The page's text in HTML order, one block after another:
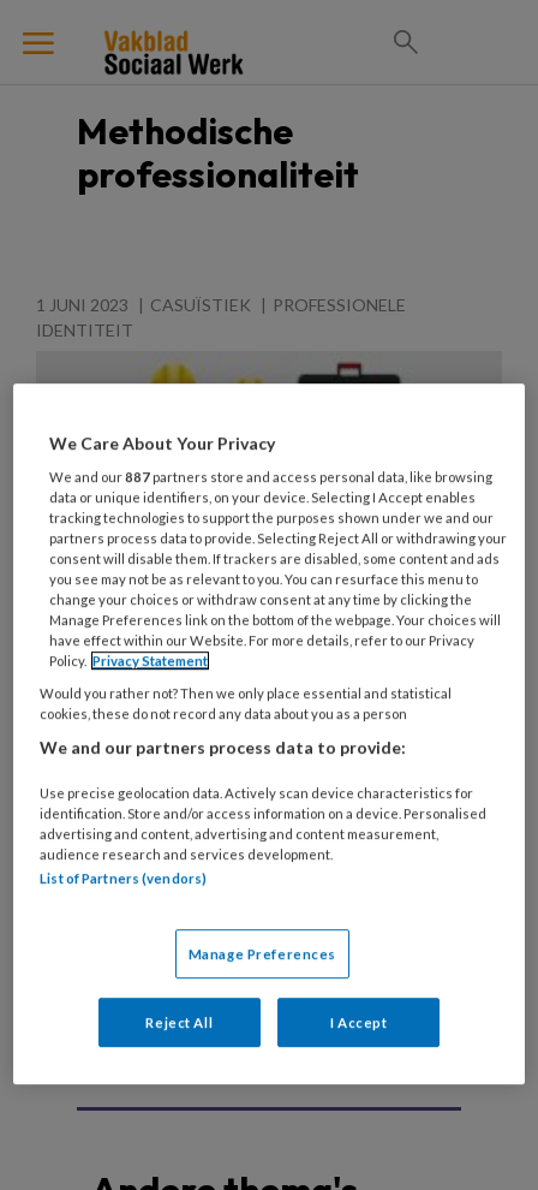
Methodische
professionaliteit
1 JUNI 2023 CASUÏSTIEK
PROFESSIONELE
IDENTITEIT
Een solide basismethodiek. ‘Zie
sociaal werkers als psychosociale
Geef sociaal werkers een gereedschapskist met
degelijk gereedschap, en train hen om daarmee te
werken, zegt Herman de Mönnink. Zo bevorder je
duidelijk plek in de keten. Drie sociaal werkers
reageren: hoe werkbaar is deze oplossing?
We Care About Your Privacy
We and our887 partners store and access personal data, like browsing
data or unique identifiers, on your device. Selecting I Accept enables
tracking technologies to support the purposes shown under we and our
partners process data to provide. Selecting Reject All or withdrawing your
consent will disable them. If trackers are disabled, some content and ads
you see may not be as relevant to you. You can resurface this menu to
change your choices or withdraw consent at any time by clicking the
Manage Preferences link on the bottom of the webpage. Your choices will
have effect within our Website. For more details, refer to our Privacy
Policy. Privacy Statement
Would you rather not? Then we only place essential and statistical
cookies, these do not record any data about you as a person
We and our partners process data to provide:
Use precise geolocation data. Actively scan device characteristics for
identification. Store and/or access information on a device. Personalised
advertising and content, advertising and content measurement,
audience research and services development.
List of Partners (vendors)
Manage Preferences
Reject All I Accept